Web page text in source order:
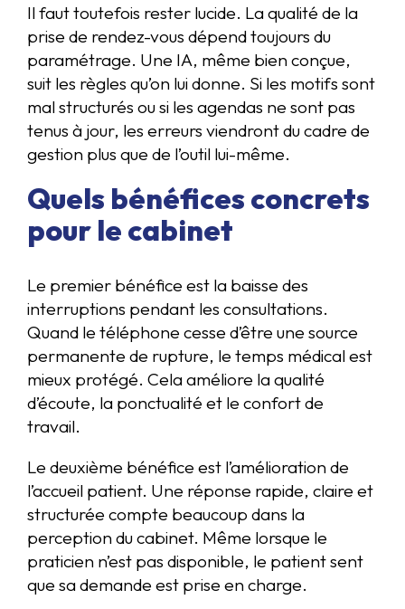
Il faut toutefois rester lucide. La qualité de la
prise de rendez-vous dépend toujours du
paramétrage. Une IA, même bien conçue,
suit les règles qu’on lui donne. Si les motifs sont
mal structurés ou si les agendas ne sont pas
tenus à jour, les erreurs viendront du cadre de
gestion plus que de l’outil lui-même.
Quels bénéfices concrets
pour le cabinet
Le premier bénéfice est la baisse des
interruptions pendant les consultations.
Quand le téléphone cesse d’être une source
permanente de rupture, le temps médical est
mieux protégé. Cela améliore la qualité
d’écoute, la ponctualité et le confort de
travail.
Le deuxième bénéfice est l’amélioration de
l’accueil patient. Une réponse rapide, claire et
structurée compte beaucoup dans la
perception du cabinet. Même lorsque le
praticien n’est pas disponible, le patient sent
que sa demande est prise en charge.